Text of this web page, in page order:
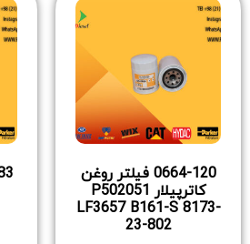
0664-120 فیلتر روغن
کاترپیلار P502051
LF3657 B161-S 8173-
23-802